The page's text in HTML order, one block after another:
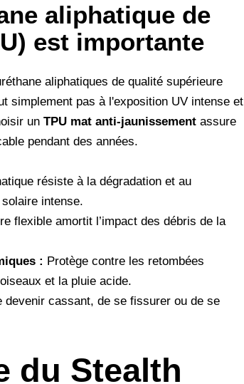
aliphatique de
est importante
aliphatiques de qualité supérieure
simplement pas à l'exposition UV intense et
un TPU mat anti-jaunissement assure
pendant des années.
résiste à la dégradation et au
intense.
flexible amortit l’impact des débris de la
: Protège contre les retombées
et la pluie acide.
devenir cassant, de se fissurer ou de se
du Stealth